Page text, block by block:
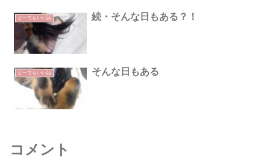
どーでもいい話 続・そんな日もある？！
どーでもいい話 そんな日もある
コメント